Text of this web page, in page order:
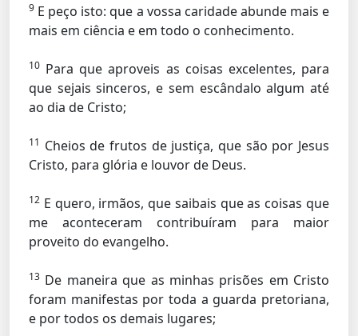
9 E peço isto: que a vossa caridade abunde mais e
mais em ciência e em todo o conhecimento.
10 Para que aproveis as coisas excelentes, para
que sejais sinceros, e sem escândalo algum até
ao dia de Cristo;
11 Cheios de frutos de justiça, que são por Jesus
Cristo, para glória e louvor de Deus.
12 E quero, irmãos, que saibais que as coisas que
me aconteceram contribuíram para maior
proveito do evangelho.
13 De maneira que as minhas prisões em Cristo
foram manifestas por toda a guarda pretoriana,
e por todos os demais lugares;